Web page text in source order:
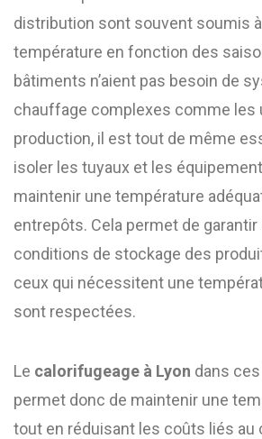
distribution sont souvent soumis
température en fonction des
bâtiments n’aient pas besoin de
chauffage complexes comme les
production, il est tout de même
isoler les tuyaux et les
maintenir une température
entrepôts. Cela permet de garantir
conditions de stockage des
ceux qui nécessitent une
sont respectées.
Le calorifugeage à Lyon dans
permet donc de maintenir une
tout en réduisant les coûts liés au